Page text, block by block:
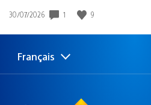
Date
publication
30/07/2026 1 9
Choisir
une
Région
actuelle
Français